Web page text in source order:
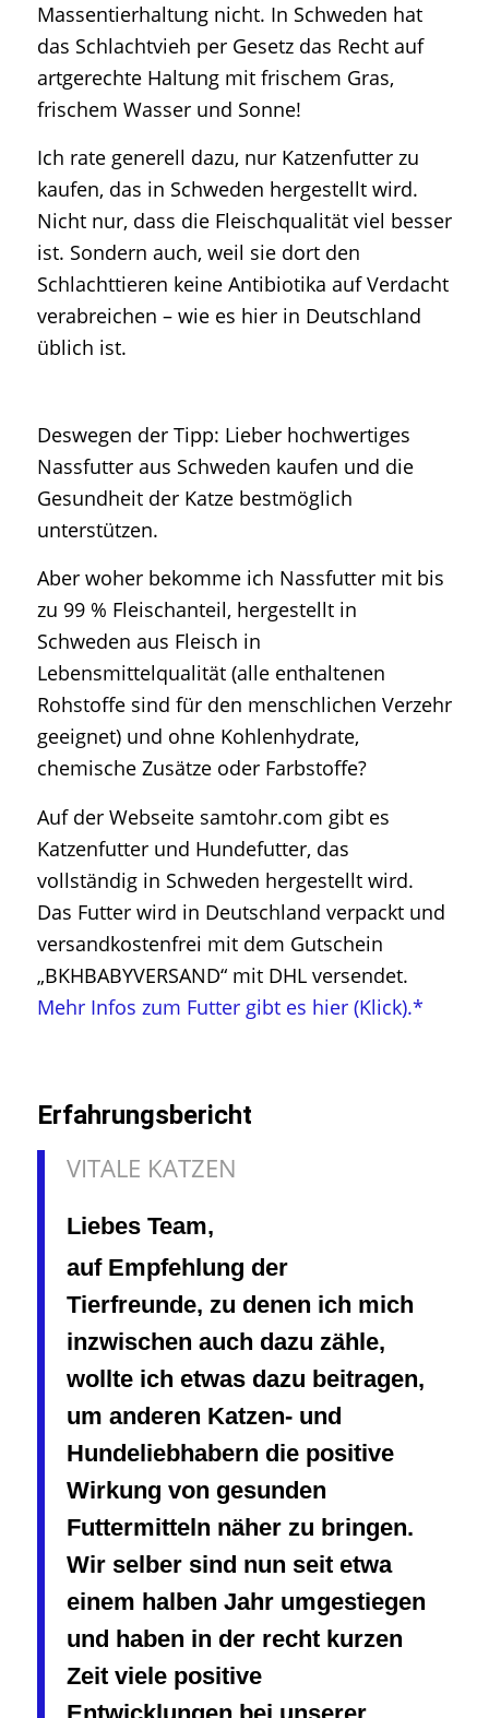
Massentierhaltung nicht. In Schweden hat
das Schlachtvieh per Gesetz das Recht auf
artgerechte Haltung mit frischem Gras,
frischem Wasser und Sonne!
Ich rate generell dazu, nur Katzenfutter zu
kaufen, das in Schweden hergestellt wird.
Nicht nur, dass die Fleischqualität viel besser
ist. Sondern auch, weil sie dort den
Schlachttieren keine Antibiotika auf Verdacht
verabreichen – wie es hier in Deutschland
üblich ist.
Deswegen der Tipp: Lieber hochwertiges
Nassfutter aus Schweden kaufen und die
Gesundheit der Katze bestmöglich
unterstützen.
Aber woher bekomme ich Nassfutter mit bis
zu 99 % Fleischanteil, hergestellt in
Schweden aus Fleisch in
Lebensmittelqualität (alle enthaltenen
Rohstoffe sind für den menschlichen Verzehr
geeignet) und ohne Kohlenhydrate,
chemische Zusätze oder Farbstoffe?
Auf der Webseite samtohr.com gibt es
Katzenfutter und Hundefutter, das
vollständig in Schweden hergestellt wird.
Das Futter wird in Deutschland verpackt und
versandkostenfrei mit dem Gutschein
„BKHBABYVERSAND“ mit DHL versendet.
Mehr Infos zum Futter gibt es hier (Klick).*
Erfahrungsbericht
VITALE KATZEN
Liebes Team,
auf Empfehlung der
Tierfreunde, zu denen ich mich
inzwischen auch dazu zähle,
wollte ich etwas dazu beitragen,
um anderen Katzen- und
Hundeliebhabern die positive
Wirkung von gesunden
Futtermitteln näher zu bringen.
Wir selber sind nun seit etwa
einem halben Jahr umgestiegen
und haben in der recht kurzen
Zeit viele positive